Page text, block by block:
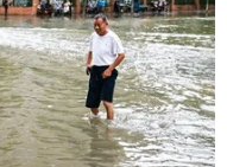
tịch Ủy ban
Bến Tre, cho
địa bàn xuất
cục trôi dạt vào